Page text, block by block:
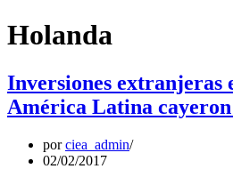
Holanda
Inversiones extranjeras
América Latina
porciea_admin
02/02/2017